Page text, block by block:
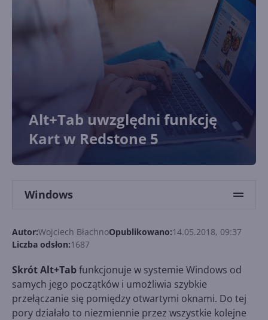
Alt+Tab uwzględni funkcję
Kart w Redstone 5
Windows
Autor:Wojciech BłachnoOpublikowano:14.05.2018, 09:37
Liczba odsłon:1687
Skrót Alt+Tabfunkcjonuje w systemie Windows od
samych jego początków i umożliwia szybkie
przełączanie się pomiędzy otwartymi oknami. Do tej
pory działało to niezmiennie przez wszystkie kolejne